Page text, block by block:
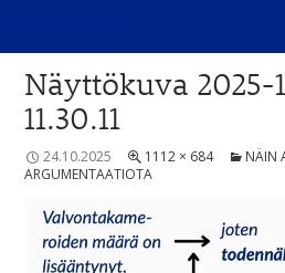
SISÄLTÖÖN
Näyttökuva 2025-
11.30.11
24.10.2025 1112 × 684
NÄIN
ARGUMENTAATIOTA